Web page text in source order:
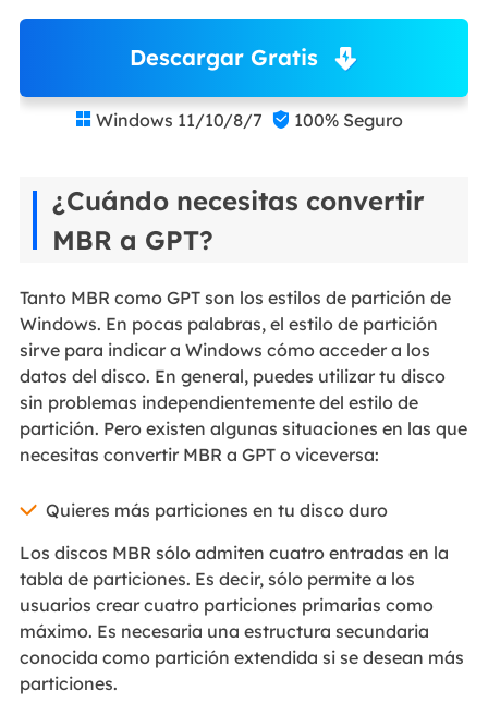
Descargar Gratis
 Windows 11/10/8/7  100% Seguro
¿Cuándo necesitas convertir
MBR a GPT?
Tanto MBR como GPT son los estilos de partición de
Windows. En pocas palabras, el estilo de partición
sirve para indicar a Windows cómo acceder a los
datos del disco. En general, puedes utilizar tu disco
sin problemas independientemente del estilo de
partición. Pero existen algunas situaciones en las que
necesitas convertir MBR a GPT o viceversa:
Quieres más particiones en tu disco duro
Los discos MBR sólo admiten cuatro entradas en la
tabla de particiones. Es decir, sólo permite a los
usuarios crear cuatro particiones primarias como
máximo. Es necesaria una estructura secundaria
conocida como partición extendida si se desean más
particiones.